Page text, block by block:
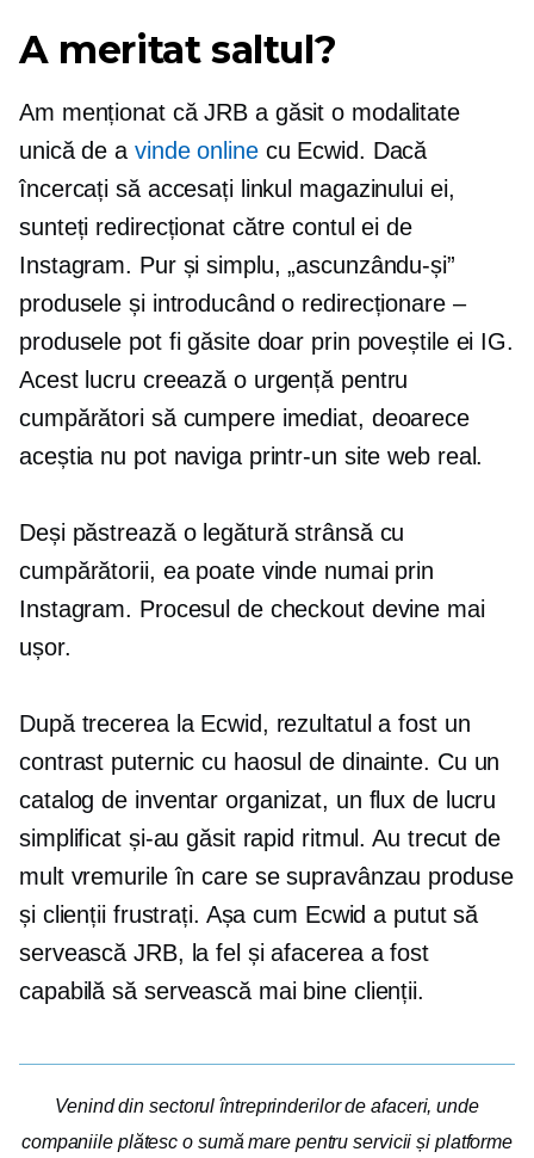
A meritat saltul?
Am menționat că JRB a găsit o modalitate
unică de a vinde onlinecu Ecwid. Dacă
încercați să accesați linkul magazinului ei,
sunteți redirecționat către contul ei de
Instagram. Pur și simplu, „ascunzându-și”
produsele și introducând o redirecționare –
produsele pot fi găsite doar prin poveștile ei IG.
Acest lucru creează o urgență pentru
cumpărători să cumpere imediat, deoarece
aceștia nu pot naviga printr-un site web real.
Deși păstrează o legătură strânsă cu
cumpărătorii, ea poate vinde numai prin
Instagram. Procesul de checkout devine mai
ușor.
După trecerea la Ecwid, rezultatul a fost un
contrast puternic cu haosul de dinainte. Cu un
catalog de inventar organizat, un flux de lucru
simplificat și-au găsit rapid ritmul. Au trecut de
mult vremurile în care se supravânzau produse
și clienții frustrați. Așa cum Ecwid a putut să
servească JRB, la fel și afacerea a fost
capabilă să servească mai bine clienții.
Venind din sectorul întreprinderilor de afaceri, unde
companiile plătesc o sumă mare pentru servicii și platforme